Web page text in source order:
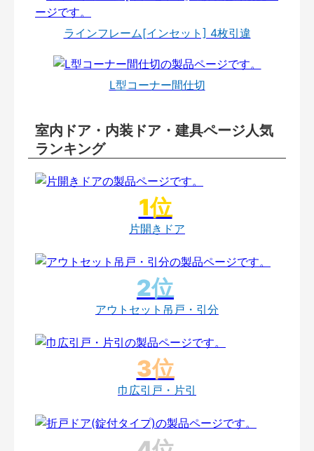
ラインフレーム[インセット] 4枚引違
L型コーナー間仕切
室内ドア・内装ドア・建具ページ人気
ランキング
片開きドア
アウトセット吊戸・引分
巾広引戸・片引